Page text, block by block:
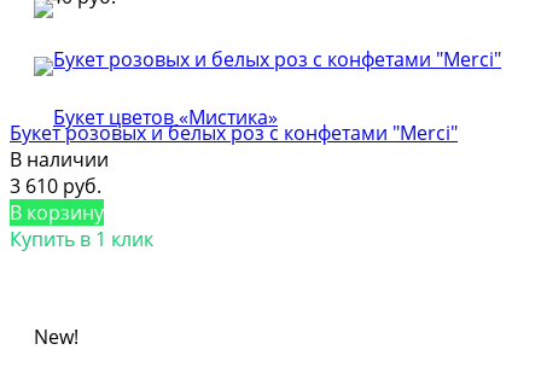
Букет розовых и белых роз с конфетами "Merci"
В наличии
3 610 руб.
В корзину
Купить в 1 клик
New!